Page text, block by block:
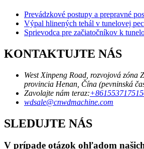
Prevádzkové postupy a prepravné
Výpal hlinených tehál v tunelovej
Sprievodca pre začiatočníkov k
KONTAKTUJTE NÁS
West Xinpeng Road, rozvojová zóna
provincia Henan, Čína (pevninská
Zavolajte nám teraz:
wdsale@cnwdmachine.com
SLEDUJTE NÁS
V prípade otázok ohľadom